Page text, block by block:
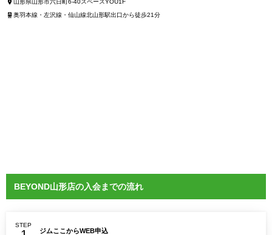
山形県山形市六日町6-40スペースYOU1F
奥羽本線・左沢線・仙山線北山形駅出口から徒歩21分
BEYOND山形店の入会までの流れ
STEP
ジムここからWEB申込